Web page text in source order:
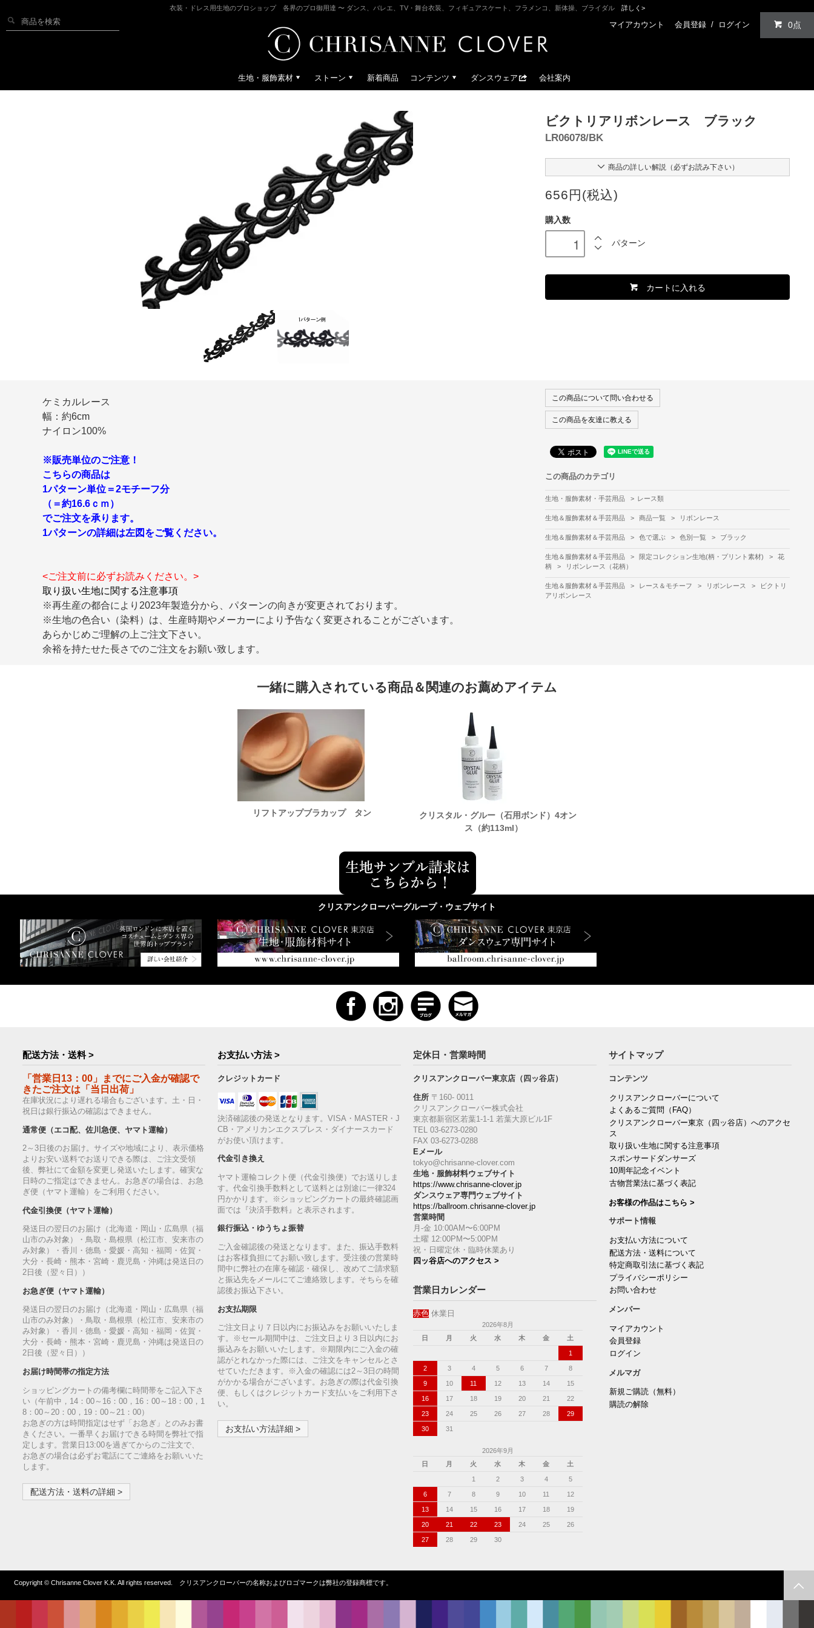
衣装・ドレス用生地のプロショップ 各界のプロ御用達 〜 ダンス、バレエ、TV・舞台衣装、フィギュアスケート、フラメンコ、新体操、ブライダル 詳しく>
マイアカウント 会員登録 / ログイン 0点
生地・服飾素材 ストーン 新着商品 コンテンツ ダンスウェア 会社案内
ビクトリアリボンレース ブラック
LR06078/BK
商品の詳しい解説（必ずお読み下さい）
656円(税込)
購入数
パターン
カートに入れる
ケミカルレース
幅：約6cm
ナイロン100%
※販売単位のご注意！
こちらの商品は
1パターン単位＝2モチーフ分
（＝約16.6ｃｍ）
でご注文を承ります。
1パターンの詳細は左図をご覧ください。
<ご注文前に必ずお読みください。>
取り扱い生地に関する注意事項
※再生産の都合により2023年製造分から、パターンの向きが変更されております。
※生地の色合い（染料）は、生産時期やメーカーにより予告なく変更されることがございます。
あらかじめご理解の上ご注文下さい。
余裕を持たせた長さでのご注文をお願い致します。
この商品について問い合わせる
この商品を友達に教える
この商品のカテゴリ
生地・服飾素材・手芸用品 > レース類
生地＆服飾素材＆手芸用品 > 商品一覧 > リボンレース
生地＆服飾素材＆手芸用品 > 色で選ぶ > 色別一覧 > ブラック
生地＆服飾素材＆手芸用品 > 限定コレクション生地(柄・プリント素材) >
花
柄
> リボンレース（花柄）
生地＆服飾素材＆手芸用品 > レース＆モチーフ > リボンレース >
ビクトリ
アリボンレース
一緒に購入されている商品＆関連のお薦めアイテム
リフトアップブラカップ タン
クリスタル・グルー（石用ボンド）4オン
ス（約113ml）
クリスアンクローバーグループ・ウェブサイト
配送方法・送料 >
「営業日13：00」までにご入金が確認で
きたご注文は「当日出荷」
在庫状況により遅れる場合もございます。土・日・
祝日は銀行振込の確認はできません。
通常便（エコ配、佐川急便、ヤマト運輸）
2～3日後のお届け。サイズや地域により、表示価格
よりお安い送料でお送りできる際は、ご注文受領
後、弊社にて金額を変更し発送いたします。確実な
日時のご指定はできません。お急ぎの場合は、お急
ぎ便（ヤマト運輸）をご利用ください。
代金引換便（ヤマト運輸）
発送日の翌日のお届け（北海道・岡山・広島県（福
山市のみ対象）・鳥取・島根県（松江市、安来市の
み対象）・香川・徳島・愛媛・高知・福岡・佐賀・
大分・長崎・熊本・宮崎・鹿児島・沖縄は発送日の
2日後（翌々日））
お急ぎ便（ヤマト運輸）
発送日の翌日のお届け（北海道・岡山・広島県（福
山市のみ対象）・鳥取・島根県（松江市、安来市の
み対象）・香川・徳島・愛媛・高知・福岡・佐賀・
大分・長崎・熊本・宮崎・鹿児島・沖縄は発送日の
2日後（翌々日））
お届け時間帯の指定方法
ショッピングカートの備考欄に時間帯をご記入下さ
い（午前中，14：00～16：00，16：00～18：00，1
8：00～20：00，19：00～21：00）
お急ぎの方は時間指定はせず「お急ぎ」とのみお書
きください。一番早くお届けできる時間を弊社で指
定します。営業日13:00を過ぎてからのご注文で、
お急ぎの場合は必ずお電話にてご連絡をお願いいた
します。
配送方法・送料の詳細 >
お支払い方法 >
クレジットカード
決済確認後の発送となります。VISA・MASTER・J
CB・アメリカンエクスプレス・ダイナースカード
がお使い頂けます。
代金引き換え
ヤマト運輸コレクト便（代金引換便）でお送りしま
す。代金引換手数料として送料とは別途に一律324
円かかります。※ショッピングカートの最終確認画
面では『決済手数料』と表示されます。
銀行振込・ゆうちょ振替
ご入金確認後の発送となります。また、振込手数料
はお客様負担にてお願い致します。受注後の営業時
間中に弊社の在庫を確認・確保し、改めてご請求額
と振込先をメールにてご連絡致します。そちらを確
認後お振込下さい。
お支払期限
ご注文日より７日以内にお振込みをお願いいたしま
す。※セール期間中は、ご注文日より３日以内にお
振込みをお願いいたします。※期限内にご入金の確
認がとれなかった際には、ご注文をキャンセルとさ
せていただきます。※入金の確認には2～3日の時間
がかかる場合がございます。お急ぎの際は代金引換
便、もしくはクレジットカード支払いをご利用下さ
い。
お支払い方法詳細 >
定休日・営業時間
クリスアンクローバー東京店（四ッ谷店）
住所〒160‐ 0011
クリスアンクローバー株式会社
東京都新宿区若葉1‐1-1 若葉大原ビル1F
TEL 03-6273-0280
FAX 03-6273-0288
Eメール
tokyo@chrisanne-clover.com
生地・服飾材料ウェブサイト
https://www.chrisanne-clover.jp
ダンスウェア専門ウェブサイト
https://ballroom.chrisanne-clover.jp
営業時間
月-金 10:00AM〜6:00PM
土曜 12:00PM〜5:00PM
祝・日曜定休・臨時休業あり
四ッ谷店へのアクセス >
営業日カレンダー
赤色休業日
2026年8月
日
月 火 水 木 金 土
1
2 3 4 5 6 7 8
9 10 11 12 13 14 15
16 17 18 19 20 21 22
23 24 25 26 27 28 29
30 31
2026年9月
日
月 火 水 木 金 土
1 2 3 4 5
6 7 8 9 10 11 12
13 14 15 16 17 18 19
20 21 22 23 24 25 26
27 28 29 30
サイトマップ
コンテンツ
クリスアンクローバーについて
よくあるご質問（FAQ）
クリスアンクローバー東京（四ッ谷店）へのアクセ
ス
取り扱い生地に関する注意事項
スポンサードダンサーズ
10周年記念イベント
古物営業法に基づく表記
お客様の作品はこちら >
サポート情報
お支払い方法について
配送方法・送料について
特定商取引法に基づく表記
プライバシーポリシー
お問い合わせ
メンバー
マイアカウント
会員登録
ログイン
メルマガ
新規ご購読（無料）
購読の解除
Copyright © Chrisanne Clover K.K. All rights reserved. クリスアンクローバーの名称およびロゴマークは弊社の登録商標です。